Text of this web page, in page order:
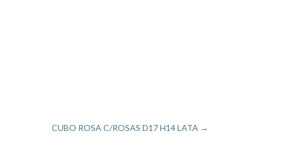
CUBO ROSA C/ROSAS D17 H14 LATA →